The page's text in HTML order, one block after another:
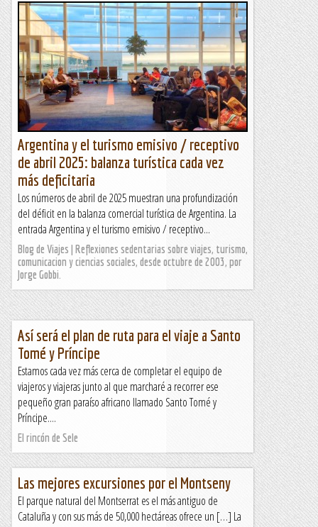
Argentina y el turismo emisivo / receptivo
de abril 2025: balanza turística cada vez
más deficitaria
Los números de abril de 2025 muestran una profundización
del déficit en la balanza comercial turística de Argentina. La
entrada Argentina y el turismo emisivo / receptivo...
Blog de Viajes | Reflexiones sedentarias sobre viajes, turismo,
comunicacion y ciencias sociales, desde octubre de 2003, por
Jorge Gobbi.
Así será el plan de ruta para el viaje a Santo
Tomé y Príncipe
Estamos cada vez más cerca de completar el equipo de
viajeros y viajeras junto al que marcharé a recorrer ese
pequeño gran paraíso africano llamado Santo Tomé y
Príncipe....
El rincón de Sele
Las mejores excursiones por el Montseny
El parque natural del Montserrat es el más antiguo de
Cataluña y con sus más de 50,000 hectáreas ofrece un […] La